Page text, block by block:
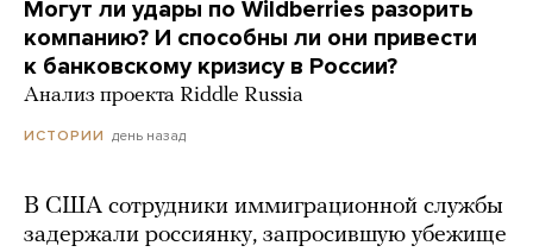
Могут ли удары по Wildberries разорить
компанию? И способны ли они привести
к банковскому кризису в России?
Анализ проекта Riddle Russia
ИСТОРИИ день назад
В США сотрудники иммиграционной службы
задержали россиянку, запросившую убежище